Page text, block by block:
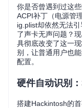
你是否曾遇到过这
ACPI补丁（电源管
ig.plist却依然无法
了声卡无声问题？
具彻底改变了这一
别，让普通用户也
配置。
硬件自动识别
搭建Hackintosh的